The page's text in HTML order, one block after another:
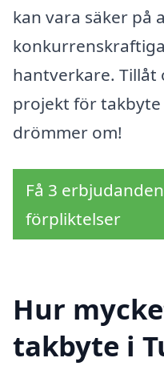
kan vara säker på
hantverkare. Tillåt
projekt för
drömmer om!
Få 3
förpliktelser
Hur
takbyte i